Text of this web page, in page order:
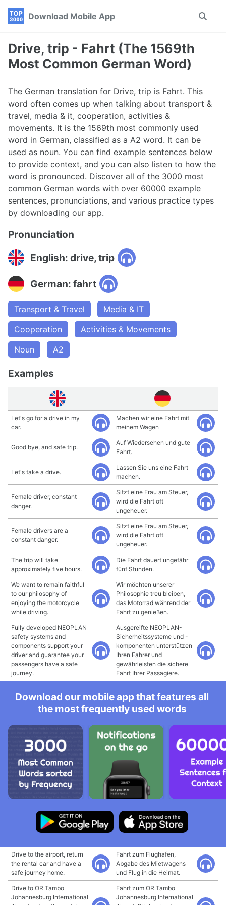
Skip
navigation
Skip
Skip
Download Mobile App
Toggle
Drive, trip - Fahrt (The 1569th
Most Common German Word)
The German translation for Drive, trip is Fahrt. This
word often comes up when talking about transport &
travel, media & it, cooperation, activities &
movements. It is the 1569th most commonly used
word in German, classified as a A2 word. It can be
used as noun. You can find example sentences below
to provide context, and you can also listen to how the
word is pronounced. Discover all of the 3000 most
common German words with over 60000 example
sentences, pronunciations, and various practice types
by downloading our app.
Pronunciation
English: drive, trip
German: fahrt
Transport & Travel
Media & IT
Cooperation
Activities & Movements
Noun
A2
Examples
Let's go for a drive in my
car.
Machen wir eine Fahrt mit
meinem Wagen
Good bye, and safe trip.
Auf Wiedersehen und gute
Fahrt.
Let's take a drive.
Lassen Sie uns eine Fahrt
machen.
Female driver, constant
danger.
Sitzt eine Frau am Steuer,
wird die Fahrt oft
ungeheuer.
Female drivers are a
constant danger.
Sitzt eine Frau am Steuer,
wird die Fahrt oft
ungeheuer.
The trip will take
approximately five hours.
Die Fahrt dauert ungefähr
fünf Stunden.
We want to remain faithful
to our philosophy of
enjoying the motorcycle
while driving.
Wir möchten unserer
Philosophie treu bleiben,
das Motorrad während der
Fahrt zu genießen.
Fully developed NEOPLAN
safety systems and
components support your
driver and guarantee your
passengers have a safe
journey.
Ausgereifte NEOPLAN-
Sicherheitssysteme und -
komponenten unterstützen
Ihren Fahrer und
gewährleisten die sichere
Fahrt Ihrer Passagiere.
Download our mobile app that features all
the most frequently used words
Drive to the airport, return
the rental car and have a
safe journey home.
Fahrt zum Flughafen,
Abgabe des Mietwagens
und Flug in die Heimat.
Drive to OR Tambo
Johannesburg International
Fahrt zum OR Tambo
Johannesburg International